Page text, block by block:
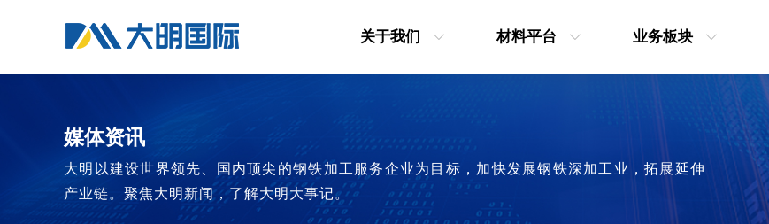
关于我们 材料平台 业务板块
媒体资讯
大明以建设世界领先、国内顶尖的钢铁加工服务企业为目标，加快发展钢铁深加工业，拓展延伸
产业链。聚焦大明新闻，了解大明大事记。